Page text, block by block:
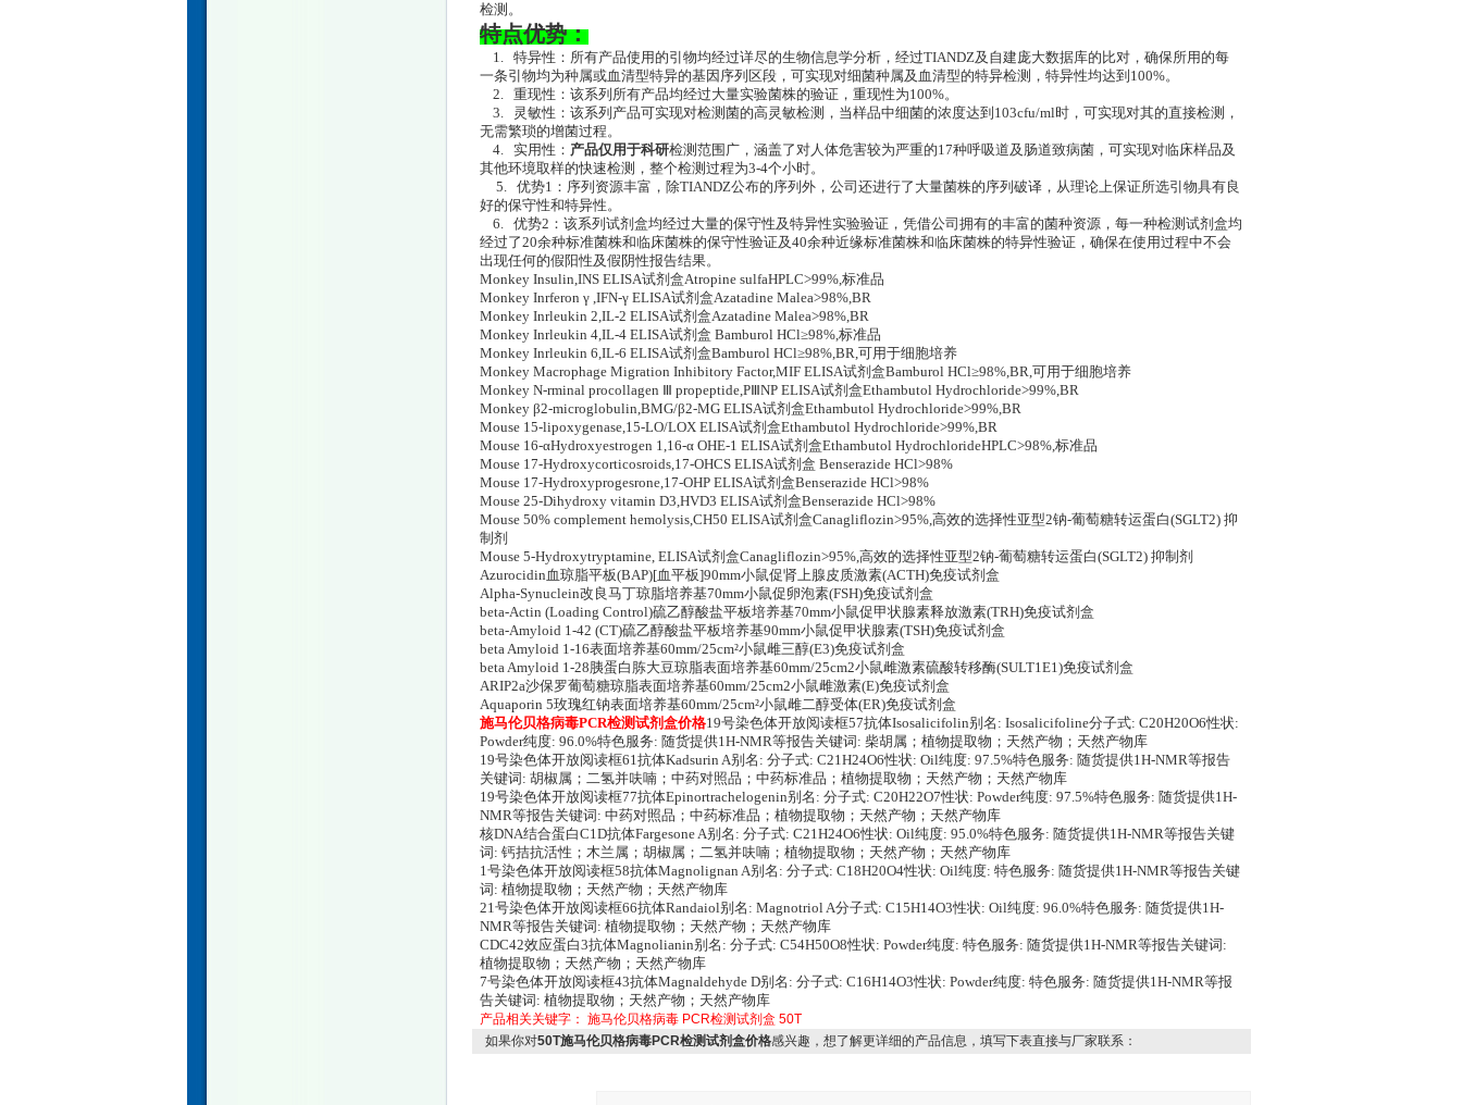
检测。
特点优势：
1. 特异性：所有产品使用的引物均经过详尽的生物信息学分析，经过TIANDZ及自建庞大数据库的比对，确保所用的每
一条引物均为种属或血清型特异的基因序列区段，可实现对细菌种属及血清型的特异检测，特异性均达到100%。
2. 重现性：该系列所有产品均经过大量实验菌株的验证，重现性为100%。
3. 灵敏性：该系列产品可实现对检测菌的高灵敏检测，当样品中细菌的浓度达到103cfu/ml时，可实现对其的直接检测，
无需繁琐的增菌过程。
4. 实用性： 产品仅用于科研检测范围广，涵盖了对人体危害较为严重的17种呼吸道及肠道致病菌，可实现对临床样品及
其他环境取样的快速检测，整个检测过程为3-4个小时。
5. 优势1：序列资源丰富，除TIANDZ公布的序列外，公司还进行了大量菌株的序列破译，从理论上保证所选引物具有良
好的保守性和特异性。
6. 优势2：该系列试剂盒均经过大量的保守性及特异性实验验证，凭借公司拥有的丰富的菌种资源，每一种检测试剂盒均
经过了20余种标准菌株和临床菌株的保守性验证及40余种近缘标准菌株和临床菌株的特异性验证，确保在使用过程中不会
出现任何的假阳性及假阴性报告结果。
Monkey Insulin,INS ELISA试剂盒Atropine sulfaHPLC>99%,标准品
Monkey Inrferon γ ,IFN-γ ELISA试剂盒Azatadine Malea>98%,BR
Monkey Inrleukin 2,IL-2 ELISA试剂盒Azatadine Malea>98%,BR
Monkey Inrleukin 4,IL-4 ELISA试剂盒 Bamburol HCl≥98%,标准品
Monkey Inrleukin 6,IL-6 ELISA试剂盒Bamburol HCl≥98%,BR,可用于细胞培养
Monkey Macrophage Migration Inhibitory Factor,MIF ELISA试剂盒Bamburol HCl≥98%,BR,可用于细胞培养
Monkey N-rminal procollagen Ⅲ propeptide,PⅢNP ELISA试剂盒Ethambutol Hydrochloride>99%,BR
Monkey β2-microglobulin,BMG/β2-MG ELISA试剂盒Ethambutol Hydrochloride>99%,BR
Mouse 15-lipoxygenase,15-LO/LOX ELISA试剂盒Ethambutol Hydrochloride>99%,BR
Mouse 16-αHydroxyestrogen 1,16-α OHE-1 ELISA试剂盒Ethambutol HydrochlorideHPLC>98%,标准品
Mouse 17-Hydroxycorticosroids,17-OHCS ELISA试剂盒 Benserazide HCl>98%
Mouse 17-Hydroxyprogesrone,17-OHP ELISA试剂盒Benserazide HCl>98%
Mouse 25-Dihydroxy vitamin D3,HVD3 ELISA试剂盒Benserazide HCl>98%
Mouse 50% complement hemolysis,CH50 ELISA试剂盒Canagliflozin>95%,高效的选择性亚型2钠-葡萄糖转运蛋白(SGLT2) 抑
制剂
Mouse 5-Hydroxytryptamine, ELISA试剂盒Canagliflozin>95%,高效的选择性亚型2钠-葡萄糖转运蛋白(SGLT2) 抑制剂
Azurocidin血琼脂平板(BAP)[血平板]90mm小鼠促肾上腺皮质激素(ACTH)免疫试剂盒
Alpha-Synuclein改良马丁琼脂培养基70mm小鼠促卵泡素(FSH)免疫试剂盒
beta-Actin (Loading Control)硫乙醇酸盐平板培养基70mm小鼠促甲状腺素释放激素(TRH)免疫试剂盒
beta-Amyloid 1-42 (CT)硫乙醇酸盐平板培养基90mm小鼠促甲状腺素(TSH)免疫试剂盒
beta Amyloid 1-16表面培养基60mm/25cm²小鼠雌三醇(E3)免疫试剂盒
beta Amyloid 1-28胰蛋白胨大豆琼脂表面培养基60mm/25cm2小鼠雌激素硫酸转移酶(SULT1E1)免疫试剂盒
ARIP2a沙保罗葡萄糖琼脂表面培养基60mm/25cm2小鼠雌激素(E)免疫试剂盒
Aquaporin 5玫瑰红钠表面培养基60mm/25cm²小鼠雌二醇受体(ER)免疫试剂盒
施马伦贝格病毒PCR检测试剂盒价格19号染色体开放阅读框57抗体Isosalicifolin别名: Isosalicifoline分子式: C20H20O6性状:
Powder纯度: 96.0%特色服务: 随货提供1H-NMR等报告关键词: 柴胡属；植物提取物；天然产物；天然产物库
19号染色体开放阅读框61抗体Kadsurin A别名: 分子式: C21H24O6性状: Oil纯度: 97.5%特色服务: 随货提供1H-NMR等报告
关键词: 胡椒属；二氢并呋喃；中药对照品；中药标准品；植物提取物；天然产物；天然产物库
19号染色体开放阅读框77抗体Epinortrachelogenin别名: 分子式: C20H22O7性状: Powder纯度: 97.5%特色服务: 随货提供1H-
NMR等报告关键词: 中药对照品；中药标准品；植物提取物；天然产物；天然产物库
核DNA结合蛋白C1D抗体Fargesone A别名: 分子式: C21H24O6性状: Oil纯度: 95.0%特色服务: 随货提供1H-NMR等报告关键
词: 钙拮抗活性；木兰属；胡椒属；二氢并呋喃；植物提取物；天然产物；天然产物库
1号染色体开放阅读框58抗体Magnolignan A别名: 分子式: C18H20O4性状: Oil纯度: 特色服务: 随货提供1H-NMR等报告关键
词: 植物提取物；天然产物；天然产物库
21号染色体开放阅读框66抗体Randaiol别名: Magnotriol A分子式: C15H14O3性状: Oil纯度: 96.0%特色服务: 随货提供1H-
NMR等报告关键词: 植物提取物；天然产物；天然产物库
CDC42效应蛋白3抗体Magnolianin别名: 分子式: C54H50O8性状: Powder纯度: 特色服务: 随货提供1H-NMR等报告关键词:
植物提取物；天然产物；天然产物库
7号染色体开放阅读框43抗体Magnaldehyde D别名: 分子式: C16H14O3性状: Powder纯度: 特色服务: 随货提供1H-NMR等报
告关键词: 植物提取物；天然产物；天然产物库
产品相关关键字： 施马伦贝格病毒 PCR检测试剂盒 50T
如果你对50T施马伦贝格病毒PCR检测试剂盒价格感兴趣，想了解更详细的产品信息，填写下表直接与厂家联系：